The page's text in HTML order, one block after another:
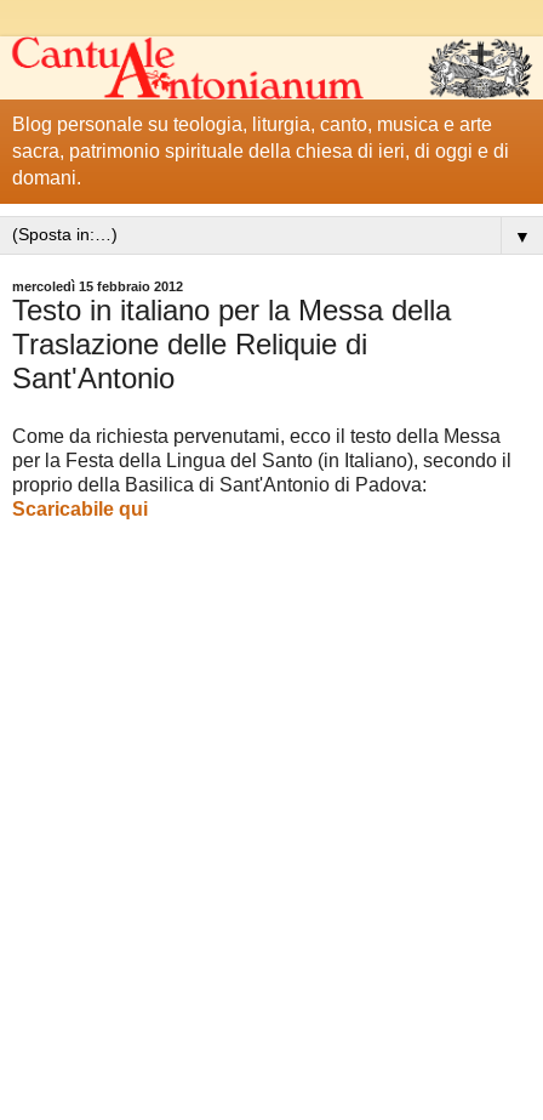
Blog personale su teologia, liturgia, canto, musica e arte
sacra, patrimonio spirituale della chiesa di ieri, di oggi e di
domani.
▼
mercoledì 15 febbraio 2012
Testo in italiano per la Messa della
Traslazione delle Reliquie di
Sant'Antonio
Come da richiesta pervenutami, ecco il testo della Messa
per la Festa della Lingua del Santo (in Italiano), secondo il
proprio della Basilica di Sant'Antonio di Padova:
Scaricabile qui